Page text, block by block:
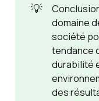
💡
domaine
société
tendance
durabilité
des